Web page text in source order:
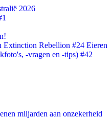
2026
Extinction Rebellion #24 Eieren
-vragen en -tips) #42
miljarden aan onzekerheid